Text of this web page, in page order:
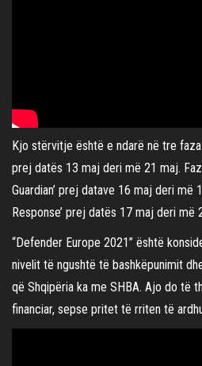
Kjo stërvitje është e ndarë në tre faza
prej datës 13 maj deri më 21 maj.
Guardian’ prej datave 16 maj deri më
Response’ prej datës 17 maj deri më
“Defender Europe 2021” është
nivelit të ngushtë të bashkëpunimit
që Shqipëria ka me SHBA. Ajo do të
financiar, sepse pritet të rriten të